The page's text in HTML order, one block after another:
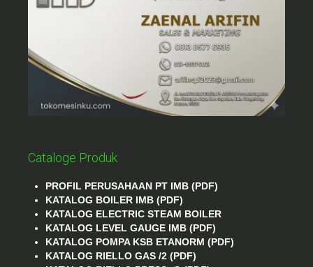
Cataloge Produk
PROFIL PERUSAHAAN PT IMB (PDF)
KATALOG BOILER IMB (PDF)
KATALOG ELECTRIC STEAM BOILER
KATALOG LEVEL GAUGE IMB (PDF)
KATALOG POMPA KSB ETANORM (PDF)
KATALOG RIELLO GAS /2 (PDF)